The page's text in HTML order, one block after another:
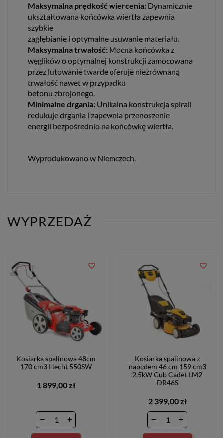
Maksymalna prędkość wiercenia: Dynamicznie
ukształtowana końcówka wiertła zapewnia
szybkie
zagłębianie i optymalne usuwanie materiału.
Maksymalna trwałość: Mocna końcówka z
węglików o optymalnej konstrukcji zamocowana
przez lutowanie twarde oferuje niezrównaną
trwałość nawet w przypadku
betonu zbrojonego.
Minimalne drgania: Unikalna konstrukcja spirali
redukuje drgania i zapewnia przenoszenie
energii bezpośrednio na końcówkę wiertła.
Wyprodukowano w Niemczech.
WYPRZEDAŻ
Kosiarka spalinowa 48cm
170 cm3 Hecht 550SW
1 899,00 zł
favorite_border
Kosiarka spalinowa z
napędem 46 cm 159 cm3
2,5kW Cub Cadet LM2
DR46S
2 399,00 zł
favorite_border